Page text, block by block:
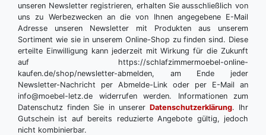
unseren Newsletter registrieren, erhalten Sie ausschließlich von
uns zu Werbezwecken an die von Ihnen angegebene E-Mail
Adresse unseren Newsletter mit Produkten aus unserem
Sortiment wie sie in unserem Online-Shop zu finden sind. Diese
erteilte Einwilligung kann jederzeit mit Wirkung für die Zukunft
auf https://schlafzimmermoebel-online-
kaufen.de/shop/newsletter-abmelden, am Ende jeder
Newsletter-Nachricht per Abmelde-Link oder per E-Mail an
info@moebel-letz.de widerrufen werden. Informationen zum
Datenschutz finden Sie in unserer Datenschutzerklärung. Ihr
Gutschein ist auf bereits reduzierte Angebote gültig, jedoch
nicht kombinierbar.